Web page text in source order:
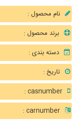
نام محصول :
برند محصول :
دسته بندی :
تاریخ :